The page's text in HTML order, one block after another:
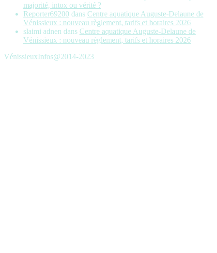
majorité, intox ou vérité ?
Reporter69200 dans Centre aquatique Auguste-Delaune de
Vénissieux : nouveau règlement, tarifs et horaires 2026
slaimi adnen dans Centre aquatique Auguste-Delaune de
Vénissieux : nouveau règlement, tarifs et horaires 2026
VénissieuxInfos@2014-2023